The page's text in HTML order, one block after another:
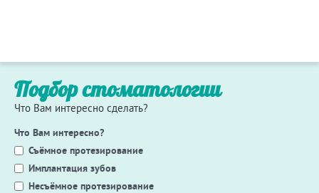
Подбор стоматологии
Что Вам интересно сделать?
Что Вам интересно?
Съёмное протезирование
Имплантация зубов
Несъёмное протезирование